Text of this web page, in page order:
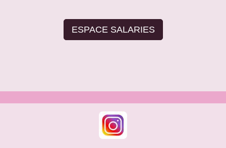
ESPACE SALARIES